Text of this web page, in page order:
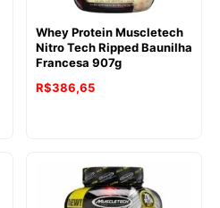
Whey Protein Muscletech
Nitro Tech Ripped Baunilha
Francesa 907g
R$386,65